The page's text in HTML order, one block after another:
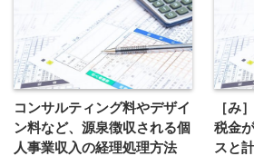
コンサルティング料やデザイ
ン料など、源泉徴収される個
人事業収入の経理処理方法
［み
税金
スと